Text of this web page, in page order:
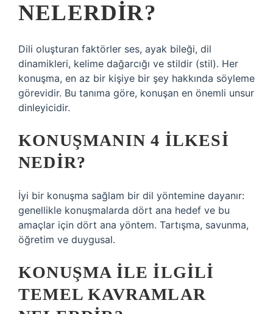
NELERDIR?
Dili oluşturan faktörler ses, ayak bileği, dil
dinamikleri, kelime dağarcığı ve stildir (stil). Her
konuşma, en az bir kişiye bir şey hakkında söyleme
görevidir. Bu tanıma göre, konuşan en önemli unsur
dinleyicidir.
KONUŞMANIN 4 ILKESI
NEDIR?
İyi bir konuşma sağlam bir dil yöntemine dayanır:
genellikle konuşmalarda dört ana hedef ve bu
amaçlar için dört ana yöntem. Tartışma, savunma,
öğretim ve duygusal.
KONUŞMA ILE ILGILI
TEMEL KAVRAMLAR